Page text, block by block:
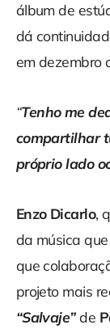
álbum de
dá
em dezembro
“Tenho me
compartilhar
próprio lado
Enzo Dicarlo,
da música
que
projeto mais
“Salvaje”de